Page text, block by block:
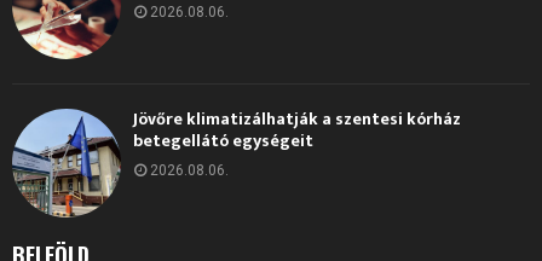
2026.08.06.
Jövőre klimatizálhatják a szentesi kórház
betegellátó egységeit
2026.08.06.